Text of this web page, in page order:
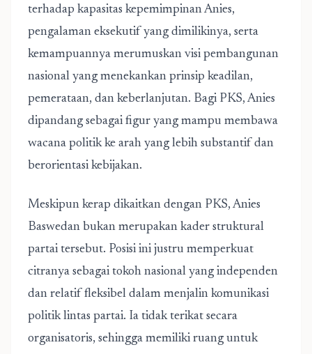
terhadap kapasitas kepemimpinan Anies,
pengalaman eksekutif yang dimilikinya, serta
kemampuannya merumuskan visi pembangunan
nasional yang menekankan prinsip keadilan,
pemerataan, dan keberlanjutan. Bagi PKS, Anies
dipandang sebagai figur yang mampu membawa
wacana politik ke arah yang lebih substantif dan
berorientasi kebijakan.
Meskipun kerap dikaitkan dengan PKS, Anies
Baswedan bukan merupakan kader struktural
partai tersebut. Posisi ini justru memperkuat
citranya sebagai tokoh nasional yang independen
dan relatif fleksibel dalam menjalin komunikasi
politik lintas partai. Ia tidak terikat secara
organisatoris, sehingga memiliki ruang untuk